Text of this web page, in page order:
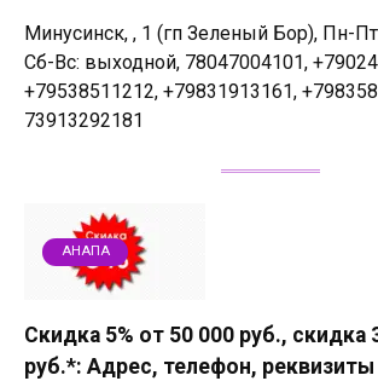
Минусинск, , 1 (гп Зеленый Бор), Пн-
Сб-Вс: выходной, 78047004101,
+79538511212, +79831913161,
73913292181
АНАПА
Скидка 5% от 50 000 руб., скидка
руб.*: Адрес, телефон,